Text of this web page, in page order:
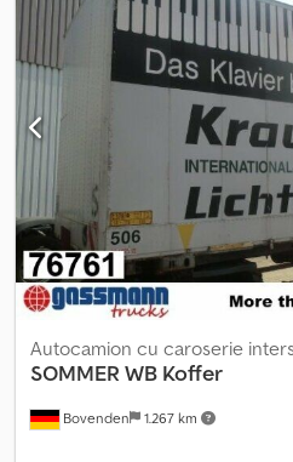
lungime 7.150 mm. Uși posterioare
exterioare rotative. Crjdpfx Aezip D
mobilier: două rânduri de șipci pe
Rezistent la vânt și intemperii. Ne
intermediară. Prețuri net de la
Alte oferte la .
Bovenden 1.267 km
Autocamion cu caroserie
SOMMER WB Koffer